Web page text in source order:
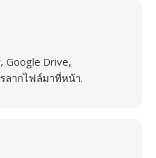
Google Drive,
ลากไฟล์มาที่หน้า.